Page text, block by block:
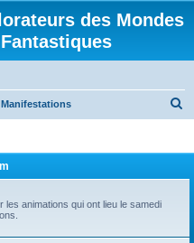
des Mondes
Manifestations
animations qui ont lieu le samedi